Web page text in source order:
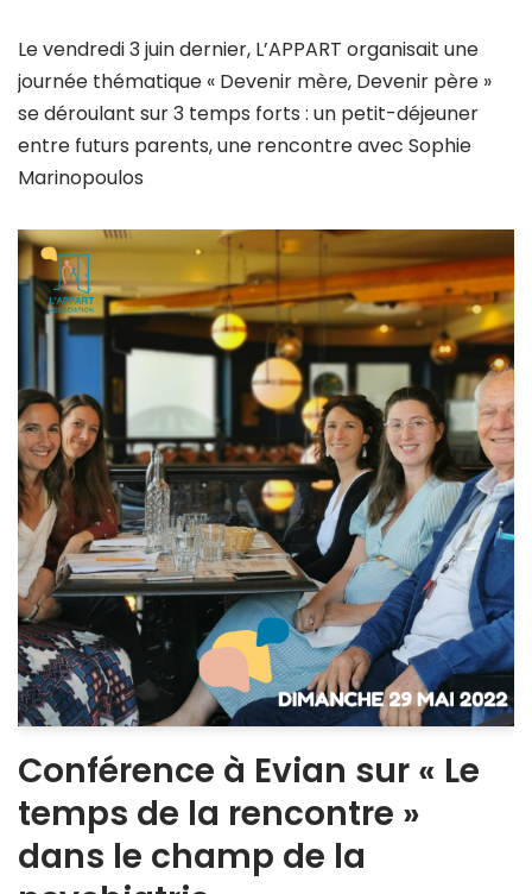
Le vendredi 3 juin dernier, L’APPART organisait une
journée thématique « Devenir mère, Devenir père »
se déroulant sur 3 temps forts : un petit-déjeuner
entre futurs parents, une rencontre avec Sophie
Marinopoulos
Conférence à Evian sur « Le
temps de la rencontre »
dans le champ de la